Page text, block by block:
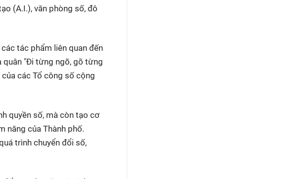
(A.I.), văn phòng số, đô
tác phẩm liên quan đến
quân "Đi từng ngõ, gõ từng
các Tổ công số cộng
quyền số, mà còn tạo cơ
năng của Thành phố.
trình chuyển đổi số,